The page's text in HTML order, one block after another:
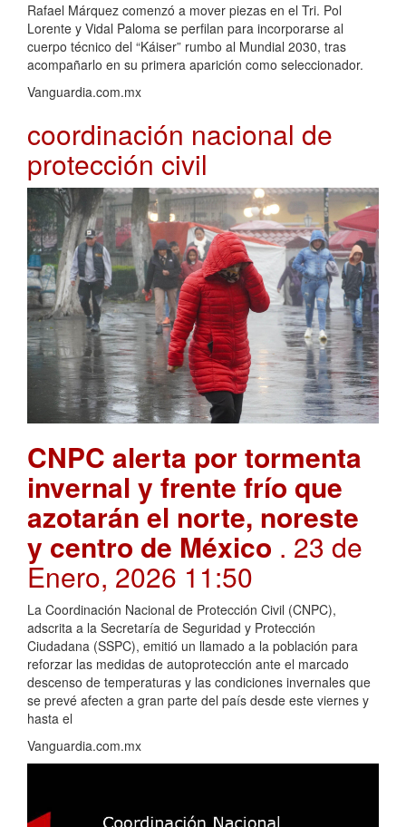
Rafael Márquez comenzó a mover piezas en el Tri. Pol
Lorente y Vidal Paloma se perfilan para incorporarse al
cuerpo técnico del “Káiser” rumbo al Mundial 2030, tras
acompañarlo en su primera aparición como seleccionador.
Vanguardia.com.mx
coordinación nacional de
protección civil
CNPC alerta por tormenta
invernal y frente frío que
azotarán el norte, noreste
y centro de México . 23 de
Enero, 2026 11:50
La Coordinación Nacional de Protección Civil (CNPC),
adscrita a la Secretaría de Seguridad y Protección
Ciudadana (SSPC), emitió un llamado a la población para
reforzar las medidas de autoprotección ante el marcado
descenso de temperaturas y las condiciones invernales que
se prevé afecten a gran parte del país desde este viernes y
hasta el
Vanguardia.com.mx